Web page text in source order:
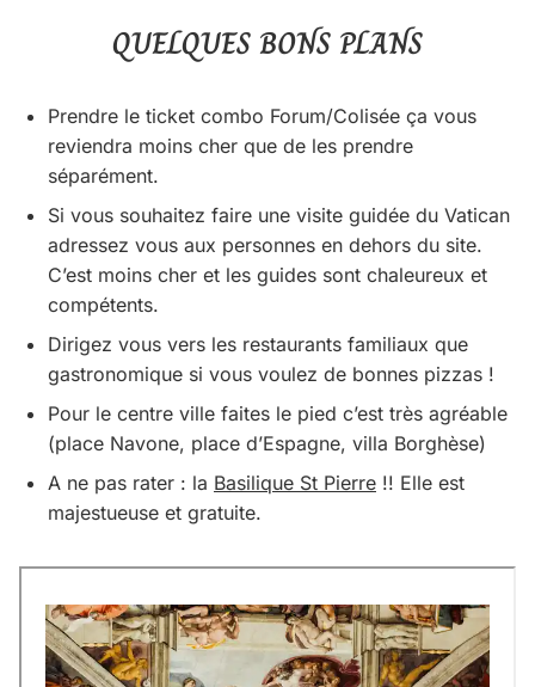
QUELQUES BONS PLANS
Prendre le ticket combo Forum/Colisée ça vous
reviendra moins cher que de les prendre
séparément.
Si vous souhaitez faire une visite guidée du Vatican
adressez vous aux personnes en dehors du site.
C’est moins cher et les guides sont chaleureux et
compétents.
Dirigez vous vers les restaurants familiaux que
gastronomique si vous voulez de bonnes pizzas !
Pour le centre ville faites le pied c’est très agréable
(place Navone, place d’Espagne, villa Borghèse)
A ne pas rater : la Basilique St Pierre !! Elle est
majestueuse et gratuite.